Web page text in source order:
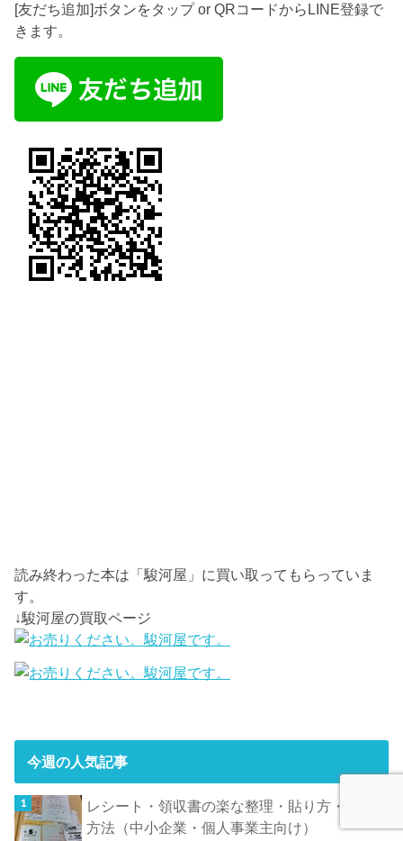
[友だち追加]ボタンをタップ or QRコードからLINE登録で
きます。
読み終わった本は「駿河屋」に買い取ってもらっていま
す。
↓駿河屋の買取ページ
今週の人気記事
レシート・領収書の楽な整理・貼り方・保管
方法（中小企業・個人事業主向け）